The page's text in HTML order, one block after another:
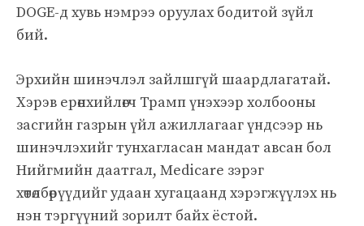
DOGE-д хувь нэмрээ оруулах бодитой зүйл
бий.
Эрхийн шинэчлэл зайлшгүй шаардлагатай.
Хэрэв ерөнхийлөгч Трамп үнэхээр холбооны
засгийн газрын үйл ажиллагааг үндсээр нь
шинэчлэхийг тунхагласан мандат авсан бол
Нийгмийн даатгал, Medicare зэрэг
хөтөлбөрүүдийг удаан хугацаанд хэрэгжүүлэх нь
нэн тэргүүний зорилт байх ёстой.